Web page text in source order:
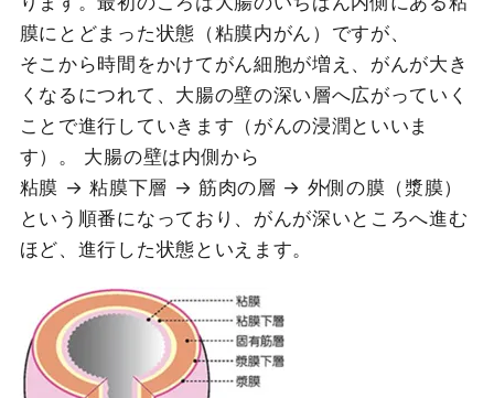
膜にとどまった状態（粘膜内がん）ですが、
そこから時間をかけてがん細胞が増え、がんが大き
くなるにつれて、大腸の壁の深い層へ広がっていく
ことで進行していきます（がんの浸潤といいま
す）。 大腸の壁は内側から
粘膜 → 粘膜下層 → 筋肉の層 → 外側の膜（漿膜）
という順番になっており、がんが深いところへ進む
ほど、進行した状態といえます。